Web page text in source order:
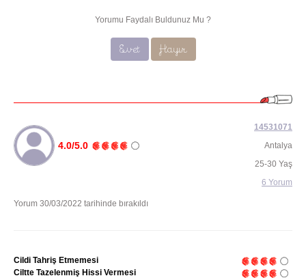
Yorumu Faydalı Buldunuz Mu ?
Evet Hayır
4.0/5.0
Yorum 30/03/2022 tarihinde bırakıldı
14531071
Antalya
25-30 Yaş
6 Yorum
Cildi Tahriş Etmemesi
Ciltte Tazelenmiş Hissi Vermesi